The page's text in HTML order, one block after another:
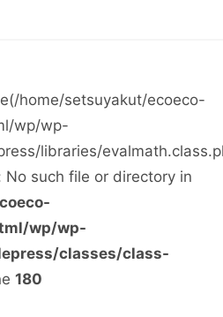
home/setsuyakut/ecoeco-
wp/wp-
libraries/
such file or directory in
wp/wp-
classes/class-
180